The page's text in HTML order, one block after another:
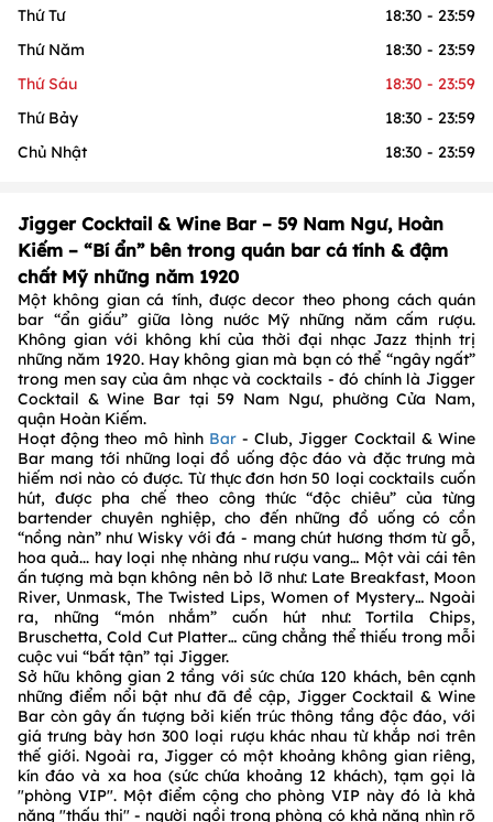
Thứ Tư
18:30 - 23:59
Thứ Năm
18:30 - 23:59
Thứ Sáu
18:30 - 23:59
Thứ Bảy
18:30 - 23:59
Chủ Nhật
18:30 - 23:59
Jigger Cocktail & Wine Bar – 59 Nam Ngư, Hoàn
Kiếm – “Bí ẩn” bên trong quán bar cá tính & đậm
chất Mỹ những năm 1920
Một không gian cá tính, được decor theo phong cách quán
bar “ẩn giấu” giữa lòng nước Mỹ những năm cấm rượu.
Không gian với không khí của thời đại nhạc Jazz thịnh trị
những năm 1920. Hay không gian mà bạn có thể “ngây ngất”
trong men say của âm nhạc và cocktails - đó chính là Jigger
Cocktail & Wine Bar tại 59 Nam Ngư, phường Cửa Nam,
quận Hoàn Kiếm.
Hoạt động theo mô hình Bar- Club, Jigger Cocktail & Wine
Bar mang tới những loại đồ uống độc đáo và đặc trưng mà
hiếm nơi nào có được. Từ thực đơn hơn 50 loại cocktails cuốn
hút, được pha chế theo công thức “độc chiêu” của từng
bartender chuyên nghiệp, cho đến những đồ uống có cồn
“nồng nàn” như Wisky với đá - mang chút hương thơm từ gỗ,
hoa quả... hay loại nhẹ nhàng như rượu vang… Một vài cái tên
ấn tượng mà bạn không nên bỏ lỡ như: Late Breakfast, Moon
River, Unmask, The Twisted Lips, Women of Mystery… Ngoài
ra, những “món nhắm” cuốn hút như: Tortila Chips,
Bruschetta, Cold Cut Platter… cũng chẳng thể thiếu trong mỗi
cuộc vui “bất tận” tại Jigger.
Sở hữu không gian 2 tầng với sức chứa 120 khách, bên cạnh
những điểm nổi bật như đã đề cập, Jigger Cocktail & Wine
Bar còn gây ấn tượng bởi kiến trúc thông tầng độc đáo, với
giá trưng bày hơn 300 loại rượu khác nhau từ khắp nơi trên
thế giới. Ngoài ra, Jigger có một khoảng không gian riêng,
kín đáo và xa hoa (sức chứa khoảng 12 khách), tạm gọi là
"phòng VIP". Một điểm cộng cho phòng VIP này đó là khả
năng "thấu thị" - người ngồi trong phòng có khả năng nhìn rõ